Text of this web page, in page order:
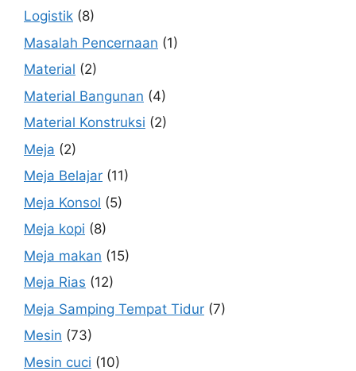
Logistik (8)
Masalah Pencernaan (1)
Material (2)
Material Bangunan (4)
Material Konstruksi (2)
Meja (2)
Meja Belajar (11)
Meja Konsol (5)
Meja kopi (8)
Meja makan (15)
Meja Rias (12)
Meja Samping Tempat Tidur (7)
Mesin (73)
Mesin cuci (10)